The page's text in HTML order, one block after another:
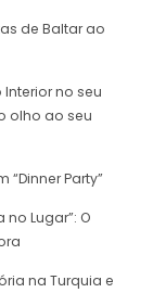
de Baltar ao
no seu
olho ao seu
Party”
Lugar”: O
na Turquia e